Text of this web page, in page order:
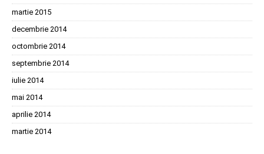
martie 2015
decembrie 2014
octombrie 2014
septembrie 2014
iulie 2014
mai 2014
aprilie 2014
martie 2014